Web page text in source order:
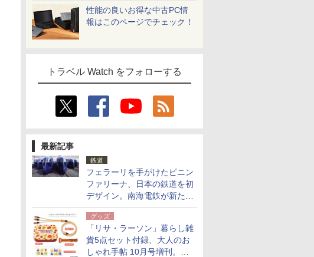
性能の良いお得な中古PC情
報はこのページでチェック！
トラベル Watch をフォローする
最新記事
鉄道
フェラーリを手がけたピニン
ファリーナ、日本の鉄道を初
デザイン。南海電鉄が新たな
「空港特急」をなにわ筋線へ
導入
グッズ
「リサ・ラーソン」暮らし雑
貨5点セット付録、大人のお
しゃれ手帖 10月号増刊。